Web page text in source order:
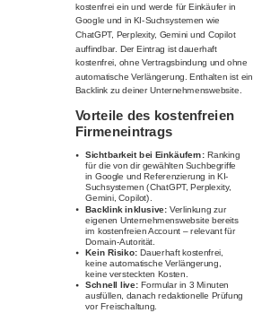
kostenfrei ein und werde für Einkäufer in
Google und in KI-Suchsystemen wie
ChatGPT, Perplexity, Gemini und Copilot
auffindbar. Der Eintrag ist dauerhaft
kostenfrei, ohne Vertragsbindung und ohne
automatische Verlängerung. Enthalten ist ein
Backlink zu deiner Unternehmenswebsite.
Vorteile des kostenfreien
Firmeneintrags
Sichtbarkeit bei Einkäufern: Ranking
für die von dir gewählten Suchbegriffe
in Google und Referenzierung in KI-
Suchsystemen (ChatGPT, Perplexity,
Gemini, Copilot).
Backlink inklusive: Verlinkung zur
eigenen Unternehmenswebsite bereits
im kostenfreien Account – relevant für
Domain-Autorität.
Kein Risiko: Dauerhaft kostenfrei,
keine automatische Verlängerung,
keine versteckten Kosten.
Schnell live: Formular in 3 Minuten
ausfüllen, danach redaktionelle Prüfung
vor Freischaltung.